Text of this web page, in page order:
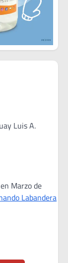
Luis A.
Marzo de
Labandera